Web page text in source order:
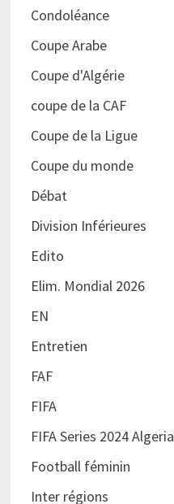
Condoléance
Coupe Arabe
Coupe d'Algérie
coupe de la CAF
Coupe de la Ligue
Coupe du monde
Débat
Division Inférieures
Edito
Elim. Mondial 2026
EN
Entretien
FAF
FIFA
FIFA Series 2024 Algeria
Football féminin
Inter régions